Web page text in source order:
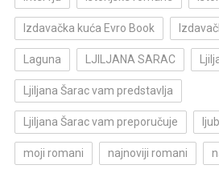
Izdavačka kuća Evro Book
Laguna LJILJANA SARAC
Ljiljana Šarac vam predstavlja
Ljiljana Šarac vam preporučuje
moji romani najnoviji romani